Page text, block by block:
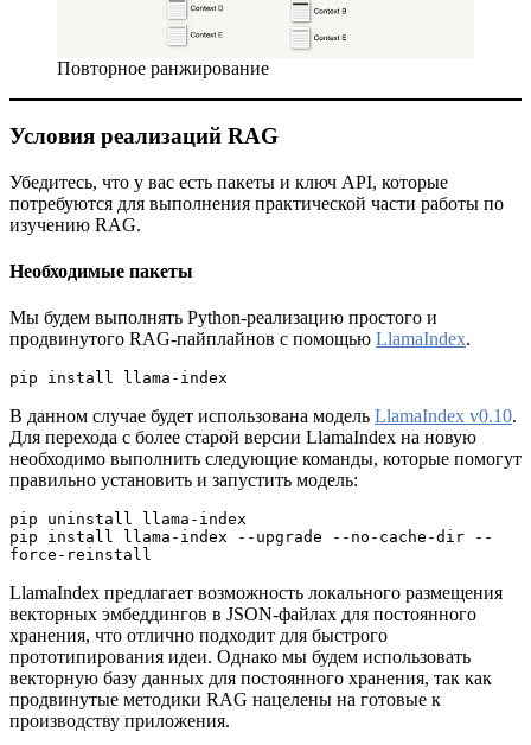
Повторное ранжирование
Условия реализаций RAG
Убедитесь, что у вас есть пакеты и ключ API, которые
потребуются для выполнения практической части работы по
изучению RAG.
Необходимые пакеты
Мы будем выполнять Python-реализацию простого и
продвинутого RAG-пайплайнов с помощью LlamaIndex.
pip install llama-index
В данном случае будет использована модель LlamaIndex v0.10.
Для перехода с более старой версии LlamaIndex на новую
необходимо выполнить следующие команды, которые помогут
правильно установить и запустить модель:
pip uninstall llama-index
pip install llama-index --upgrade --no-cache-dir --
force-reinstall
LlamaIndex предлагает возможность локального размещения
векторных эмбеддингов в JSON-файлах для постоянного
хранения, что отлично подходит для быстрого
прототипирования идеи. Однако мы будем использовать
векторную базу данных для постоянного хранения, так как
продвинутые методики RAG нацелены на готовые к
производству приложения.